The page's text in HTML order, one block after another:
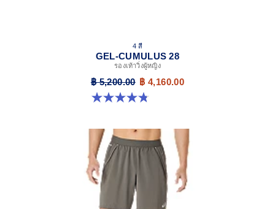
4 สี
GEL-CUMULUS 28
รองเท้าวิ่งผู้หญิง
฿ 5,200.00 ฿ 4,160.00
4.8 จาก 5 ดาว 59 รีวิว